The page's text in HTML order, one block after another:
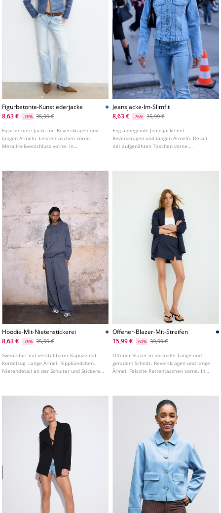
Figurbetonte-Kunstlederjacke
8,63 €
-76% 35,99 €
Figurbetonte Jacke mit Reverskragen und
langen Ärmeln. Leistentaschen vorne.
Metallreißverschluss vorne. In
Jeansjacke-Im-Slimfit
8,63 €
-76% 35,99 €
Eng anliegende Jeansjacke mit
Reverskragen und langen Ärmeln. Detail
mit aufgenähten Taschen vorne.
Hoodie-Mit-Nietenstickerei
8,63 €
-76% 35,99 €
Sweatshirt mit verstellbarer Kapuze mit
Kordelzug. Lange Ärmel. Rippbündchen.
Nietendetail an der Schulter und Stickerei
Offener-Blazer-Mit-Streifen
15,99 €
-60% 39,99 €
Offener Blazer in normaler Länge und
geradem Schnitt. Reverskragen und lange
Ärmel. Falsche Pattentaschen vorne. In